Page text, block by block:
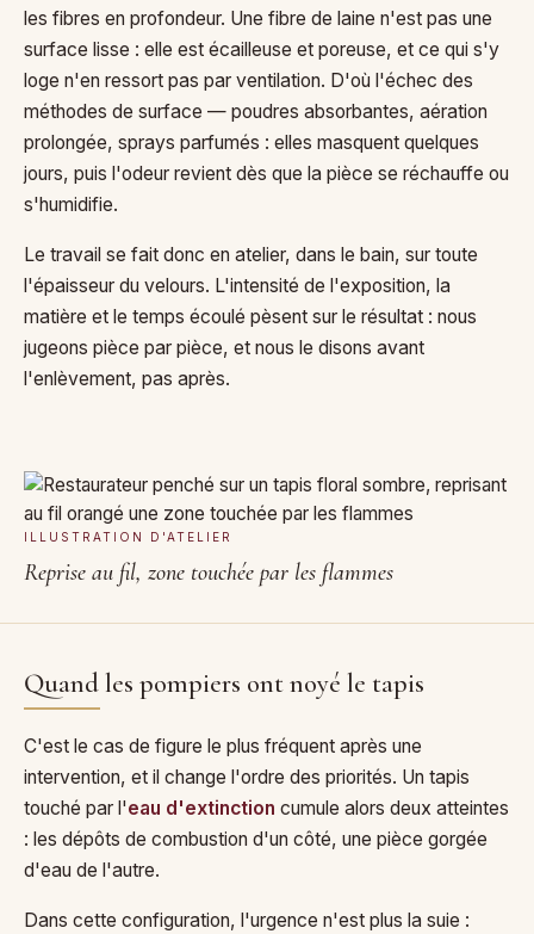
les fibres en profondeur. Une fibre de laine n'est pas une
surface lisse : elle est écailleuse et poreuse, et ce qui s'y
loge n'en ressort pas par ventilation. D'où l'échec des
méthodes de surface — poudres absorbantes, aération
prolongée, sprays parfumés : elles masquent quelques
jours, puis l'odeur revient dès que la pièce se réchauffe ou
s'humidifie.
Le travail se fait donc en atelier, dans le bain, sur toute
l'épaisseur du velours. L'intensité de l'exposition, la
matière et le temps écoulé pèsent sur le résultat : nous
jugeons pièce par pièce, et nous le disons avant
l'enlèvement, pas après.
ILLUSTRATION D'ATELIER
Reprise au fil, zone touchée par les flammes
Quand les pompiers ont noyé le tapis
C'est le cas de figure le plus fréquent après une
intervention, et il change l'ordre des priorités. Un tapis
touché par l'eau d'extinction cumule alors deux atteintes
: les dépôts de combustion d'un côté, une pièce gorgée
d'eau de l'autre.
Dans cette configuration, l'urgence n'est plus la suie :